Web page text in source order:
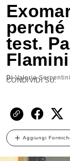
test.
DiValeria Serpentini
CONDIVIDI SU:
Aggiungi